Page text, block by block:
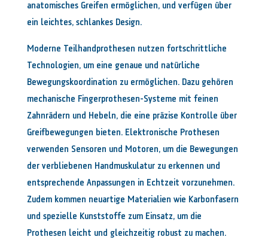
anatomisches Greifen ermöglichen, und verfügen über
ein leichtes, schlankes Design.
Moderne Teilhandprothesen nutzen fortschrittliche
Technologien, um eine genaue und natürliche
Bewegungskoordination zu ermöglichen. Dazu gehören
mechanische Fingerprothesen-Systeme mit feinen
Zahnrädern und Hebeln, die eine präzise Kontrolle über
Greifbewegungen bieten. Elektronische Prothesen
verwenden Sensoren und Motoren, um die Bewegungen
der verbliebenen Handmuskulatur zu erkennen und
entsprechende Anpassungen in Echtzeit vorzunehmen.
Zudem kommen neuartige Materialien wie Karbonfasern
und spezielle Kunststoffe zum Einsatz, um die
Prothesen leicht und gleichzeitig robust zu machen.